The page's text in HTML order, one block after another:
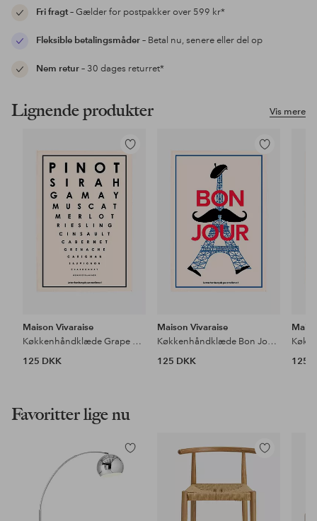
Fri fragt– Gælder for postpakker over 599 kr*
Fleksible betalingsmåder– Betal nu, senere eller del op
Nem retur– 30 dages returret*
Vis mere
Lignende produkter
Tilføj
Maison Vivaraise
Køkkenhåndklæde Grape Varieties 48 X 72
125 DKK
Tilføj
Maison Vivaraise
Køkkenhåndklæde Bon Jour 48 X 72
125 DKK
125
Favoritter lige nu
Tilføj
til
Tilføj